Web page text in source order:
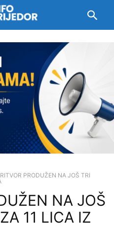
PRODUŽEN NA JOŠ TRI
NA JOŠ
11 LICA IZ